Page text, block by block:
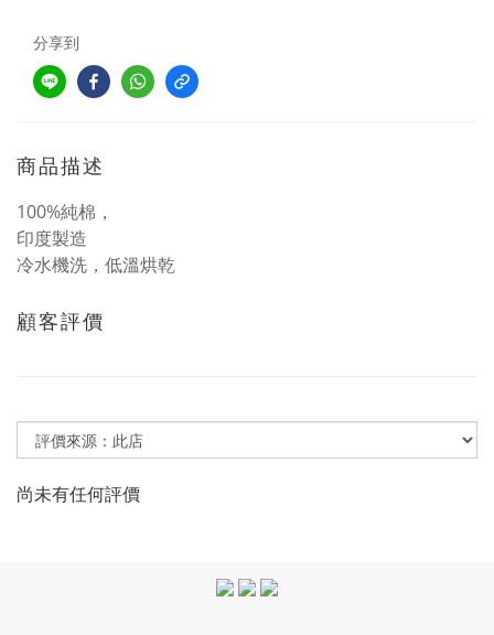
分享到
商品描述
100%純棉，
印度製造
冷水機洗，低溫烘乾
顧客評價
尚未有任何評價